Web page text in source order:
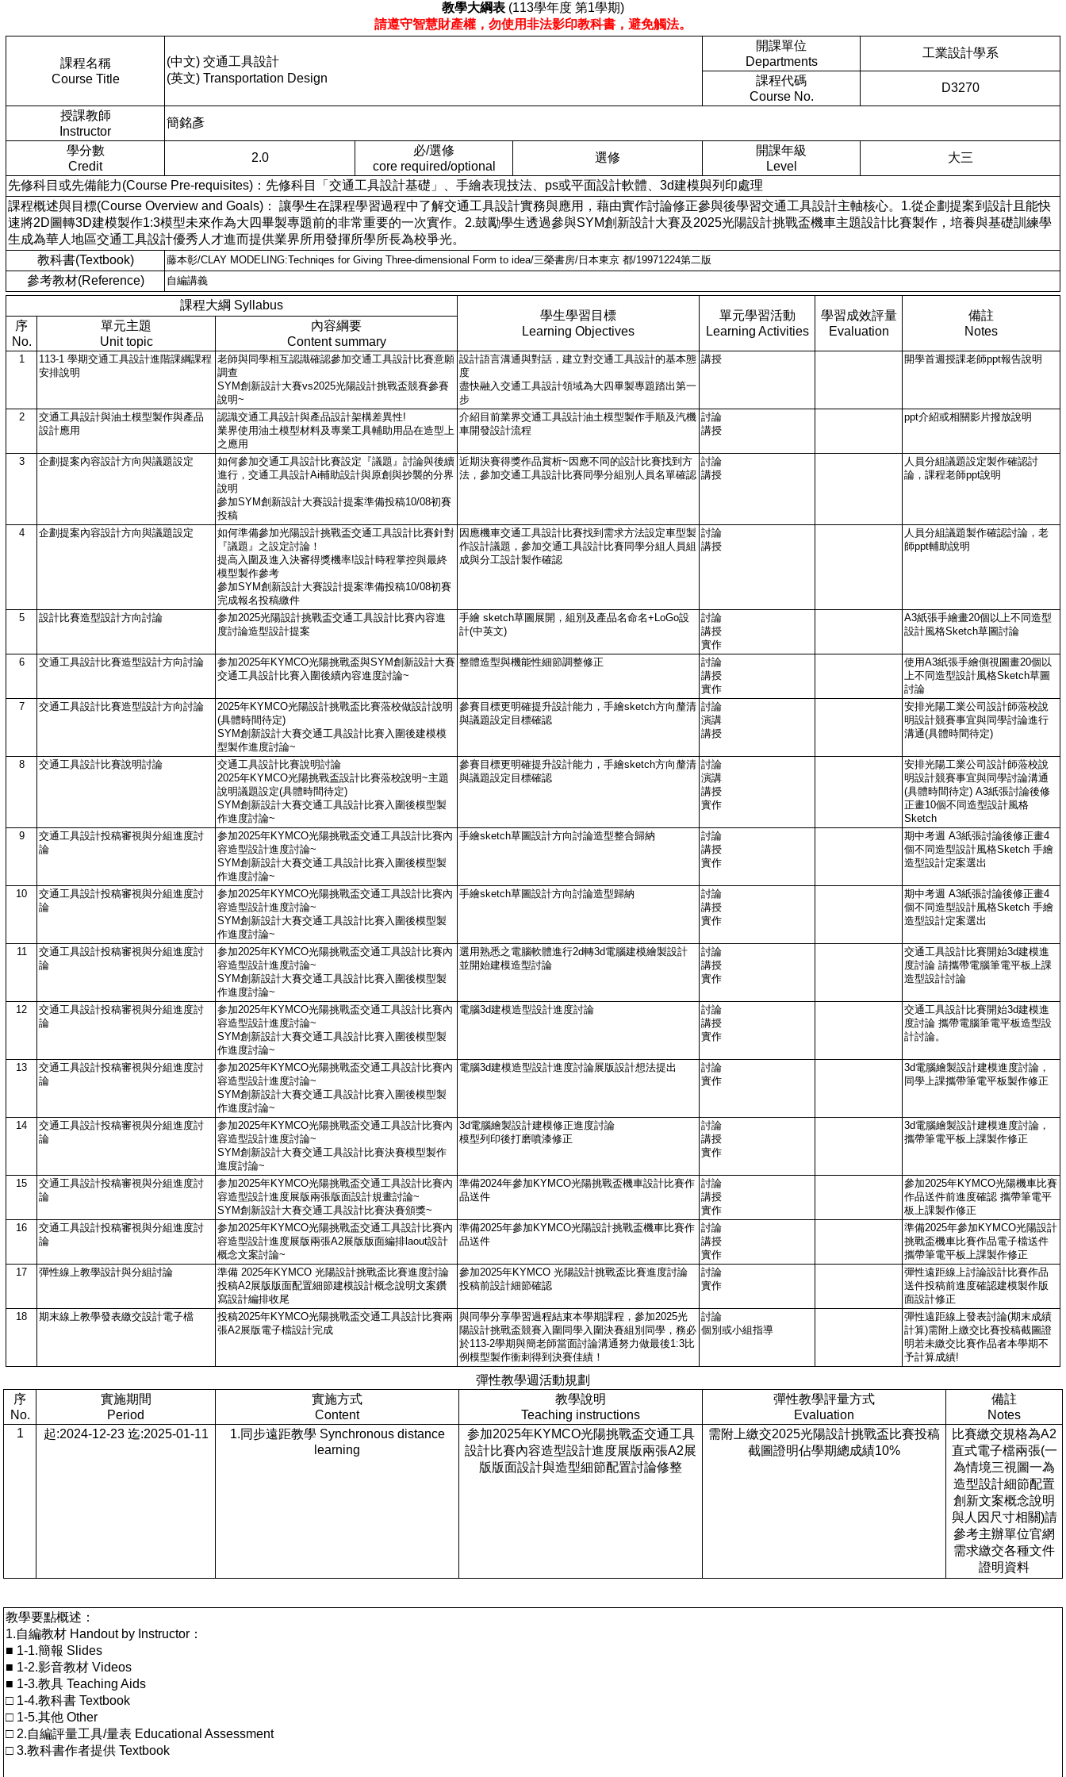
教學大綱表 (113學年度 第1學期)
請遵守智慧財產權，勿使用非法影印教科書，避免觸法。
課程名稱
Course Title
(中文) 交通工具設計
(英文) Transportation Design
開課單位
Departments
工業設計學系
課程代碼
Course No.
D3270
授課教師
Instructor
簡銘彥
學分數
Credit
2.0
必/選修
core required/optional
選修
開課年級
Level
大三
先修科目或先備能力(Course Pre-requisites)：先修科目「交通工具設計基礎」、手繪表現技法、ps或平面設計軟體、3d建模與列印處理
課程概述與目標(Course Overview and Goals)： 讓學生在課程學習過程中了解交通工具設計實務與應用，藉由實作討論修正參與後學習交通工具設計主軸核心。1.從企劃提案到設計且能快
速將2D圖轉3D建模製作1:3模型未來作為大四畢製專題前的非常重要的一次實作。2.鼓勵學生透過參與SYM創新設計大賽及2025光陽設計挑戰盃機車主題設計比賽製作，培養與基礎訓練學
生成為華人地區交通工具設計優秀人才進而提供業界所用發揮所學所長為校爭光。
教科書(Textbook)
藤本彰/CLAY MODELING:Techniqes for Giving Three-dimensional Form to idea/三榮書房/日本東京 都/19971224第二版
參考教材(Reference) 自編講義
課程大綱 Syllabus
學生學習目標
Learning Objectives
單元學習活動
Learning Activities
學習成效評量
Evaluation
備註
Notes
序
No.
單元主題
Unit topic
內容綱要
Content summary
1
113-1 學期交通工具設計進階課綱課程
安排說明
老師與同學相互認識確認參加交通工具設計比賽意願
調查
SYM創新設計大賽vs2025光陽設計挑戰盃競賽參賽
說明~
設計語言溝通與對話，建立對交通工具設計的基本態
度
盡快融入交通工具設計領域為大四畢製專題踏出第一
步
講授 開學首週授課老師ppt報告說明
2
交通工具設計與油土模型製作與產品
設計應用
認識交通工具設計與產品設計架構差異性!
業界使用油土模型材料及專業工具輔助用品在造型上
之應用
介紹目前業界交通工具設計油土模型製作手順及汽機
車開發設計流程
討論
講授
ppt介紹或相關影片撥放說明
3 企劃提案內容設計方向與議題設定
如何參加交通工具設計比賽設定『議題』討論與後續
進行，交通工具設計Ai輔助設計與原創與抄襲的分界
說明
參加SYM創新設計大賽設計提案準備投稿10/08初賽
投稿
近期決賽得獎作品賞析~因應不同的設計比賽找到方
法，參加交通工具設計比賽同學分組別人員名單確認
討論
講授
人員分組議題設定製作確認討
論，課程老師ppt說明
4 企劃提案內容設計方向與議題設定
如何準備參加光陽設計挑戰盃交通工具設計比賽針對
『議題』之設定討論！
提高入圍及進入決審得獎機率!設計時程掌控與最終
模型製作參考
參加SYM創新設計大賽設計提案準備投稿10/08初賽
完成報名投稿繳件
因應機車交通工具設計比賽找到需求方法設定車型製
作設計議題，參加交通工具設計比賽同學分組人員組
成與分工設計製作確認
討論
講授
人員分組議題製作確認討論，老
師ppt輔助說明
5 設計比賽造型設計方向討論
参加2025光陽設計挑戰盃交通工具設計比賽內容進
度討論造型設計提案
手繪 sketch草圖展開，組別及產品名命名+LoGo設
計(中英文)
討論
講授
實作
A3紙張手繪畫20個以上不同造型
設計風格Sketch草圖討論
6 交通工具設計比賽造型設計方向討論
参加2025年KYMCO光陽挑戰盃與SYM創新設計大賽
交通工具設計比賽入圍後續內容進度討論~
整體造型與機能性細節調整修正
討論
講授
實作
使用A3紙張手繪側視圖畫20個以
上不同造型設計風格Sketch草圖
討論
7
交通工具設計比賽造型設計方向討論
2025年KYMCO光陽設計挑戰盃比賽蒞校做設計說明
(具體時間待定)
SYM創新設計大賽交通工具設計比賽入圍後建模模
型製作進度討論~
參賽目標更明確提升設計能力，手繪sketch方向釐清
與議題設定目標確認
討論
演講
講授
安排光陽工業公司設計師蒞校說
明設計競賽事宜與同學討論進行
溝通(具體時間待定)
8 交通工具設計比賽說明討論
交通工具設計比賽說明討論
2025年KYMCO光陽挑戰盃設計比賽蒞校說明~主題
說明議題設定(具體時間待定)
SYM創新設計大賽交通工具設計比賽入圍後模型製
作進度討論~
參賽目標更明確提升設計能力，手繪sketch方向釐清
與議題設定目標確認
討論
演講
講授
實作
安排光陽工業公司設計師蒞校說
明設計競賽事宜與同學討論溝通
(具體時間待定) A3紙張討論後修
正畫10個不同造型設計風格
Sketch
9
交通工具設計投稿審視與分組進度討
論
参加2025年KYMCO光陽挑戰盃交通工具設計比賽內
容造型設計進度討論~
SYM創新設計大賽交通工具設計比賽入圍後模型製
作進度討論~
手繪sketch草圖設計方向討論造型整合歸納
討論
講授
實作
期中考週 A3紙張討論後修正畫4
個不同造型設計風格Sketch 手繪
造型設計定案選出
10
交通工具設計投稿審視與分組進度討
論
参加2025年KYMCO光陽挑戰盃交通工具設計比賽內
容造型設計進度討論~
SYM創新設計大賽交通工具設計比賽入圍後模型製
作進度討論~
手繪sketch草圖設計方向討論造型歸納
討論
講授
實作
期中考週 A3紙張討論後修正畫4
個不同造型設計風格Sketch 手繪
造型設計定案選出
11
交通工具設計投稿審視與分組進度討
論
参加2025年KYMCO光陽挑戰盃交通工具設計比賽內
容造型設計進度討論~
SYM創新設計大賽交通工具設計比賽入圍後模型製
作進度討論~
選用熟悉之電腦軟體進行2d轉3d電腦建模繪製設計
並開始建模造型討論
討論
講授
實作
交通工具設計比賽開始3d建模進
度討論 請攜帶電腦筆電平板上課
造型設計討論
12
交通工具設計投稿審視與分組進度討
論
参加2025年KYMCO光陽挑戰盃交通工具設計比賽內
容造型設計進度討論~
SYM創新設計大賽交通工具設計比賽入圍後模型製
作進度討論~
電腦3d建模造型設計進度討論
討論
講授
實作
交通工具設計比賽開始3d建模進
度討論 攜帶電腦筆電平板造型設
計討論。
13
交通工具設計投稿審視與分組進度討
論
参加2025年KYMCO光陽挑戰盃交通工具設計比賽內
容造型設計進度討論~
SYM創新設計大賽交通工具設計比賽入圍後模型製
作進度討論~
電腦3d建模造型設計進度討論展版設計想法提出
討論
實作
3d電腦繪製設計建模進度討論，
同學上課攜帶筆電平板製作修正
14
交通工具設計投稿審視與分組進度討
論
参加2025年KYMCO光陽挑戰盃交通工具設計比賽內
容造型設計進度討論~
SYM創新設計大賽交通工具設計比賽決賽模型製作
進度討論~
3d電腦繪製設計建模修正進度討論
模型列印後打磨噴漆修正
討論
講授
實作
3d電腦繪製設計建模進度討論，
攜帶筆電平板上課製作修正
15
交通工具設計投稿審視與分組進度討
論
参加2025年KYMCO光陽挑戰盃交通工具設計比賽內
容造型設計進度展版兩張版面設計規畫討論~
SYM創新設計大賽交通工具設計比賽決賽頒獎~
準備2024年參加KYMCO光陽挑戰盃機車設計比賽作
品送件
討論
講授
實作
參加2025年KYMCO光陽機車比賽
作品送件前進度確認 攜帶筆電平
板上課製作修正
16
交通工具設計投稿審視與分組進度討
論
参加2025年KYMCO光陽挑戰盃交通工具設計比賽內
容造型設計進度展版兩張A2展版版面編排laout設計
概念文案討論~
準備2025年參加KYMCO光陽設計挑戰盃機車比賽作
品送件
討論
講授
實作
準備2025年參加KYMCO光陽設計
挑戰盃機車比賽作品電子檔送件
攜帶筆電平板上課製作修正
17
彈性線上教學設計與分組討論
準備 2025年KYMCO 光陽設計挑戰盃比賽進度討論
投稿A2展版版面配置細節建模設計概念說明文案鑽
寫設計編排收尾
參加2025年KYMCO 光陽設計挑戰盃比賽進度討論
投稿前設計細節確認
討論
實作
彈性遠距線上討論設計比賽作品
送件投稿前進度確認建模製作版
面設計修正
18
期末線上教學發表繳交設計電子檔
投稿2025年KYMCO光陽挑戰盃交通工具設計比賽兩
張A2展版電子檔設計完成
與同學分享學習過程結束本學期課程，參加2025光
陽設計挑戰盃競賽入圍同學入圍決賽組別同學，務必
於113-2學期與簡老師當面討論溝通努力做最後1:3比
例模型製作衝刺得到決賽佳績！
討論
個別或小組指導
彈性遠距線上發表討論(期末成績
計算)需附上繳交比賽投稿截圖證
明若未繳交比賽作品者本學期不
予計算成績!
彈性教學週活動規劃
序
No.
實施期間
Period
實施方式
Content
教學說明
Teaching instructions
彈性教學評量方式
Evaluation
備註
Notes
1
起:2024-12-23 迄:2025-01-11
1.同步遠距教學 Synchronous distance
learning
参加2025年KYMCO光陽挑戰盃交通工具
設計比賽內容造型設計進度展版兩張A2展
版版面設計與造型細節配置討論修整
需附上繳交2025光陽設計挑戰盃比賽投稿
截圖證明佔學期總成績10%
比賽繳交規格為A2
直式電子檔兩張(一
為情境三視圖一為
造型設計細節配置
創新文案概念說明
與人因尺寸相關)請
參考主辦單位官網
需求繳交各種文件
證明資料
教學要點概述：
1.自編教材 Handout by Instructor：
■ 1-1.簡報 Slides
■ 1-2.影音教材 Videos
■ 1-3.教具 Teaching Aids
□ 1-4.教科書 Textbook
□ 1-5.其他 Other
□ 2.自編評量工具/量表 Educational Assessment
□ 3.教科書作者提供 Textbook